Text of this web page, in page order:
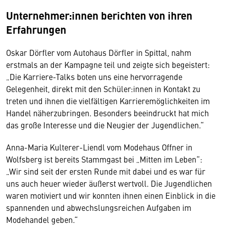
Unternehmer:innen berichten von ihren
Erfahrungen
Oskar Dörfler vom Autohaus Dörfler in Spittal, nahm
erstmals an der Kampagne teil und zeigte sich begeistert:
„Die Karriere-Talks boten uns eine hervorragende
Gelegenheit, direkt mit den Schüler:innen in Kontakt zu
treten und ihnen die vielfältigen Karrieremöglichkeiten im
Handel näherzubringen. Besonders beeindruckt hat mich
das große Interesse und die Neugier der Jugendlichen.“
Anna-Maria Kulterer-Liendl vom Modehaus Offner in
Wolfsberg ist bereits Stammgast bei „Mitten im Leben“:
„Wir sind seit der ersten Runde mit dabei und es war für
uns auch heuer wieder äußerst wertvoll. Die Jugendlichen
waren motiviert und wir konnten ihnen einen Einblick in die
spannenden und abwechslungsreichen Aufgaben im
Modehandel geben.“